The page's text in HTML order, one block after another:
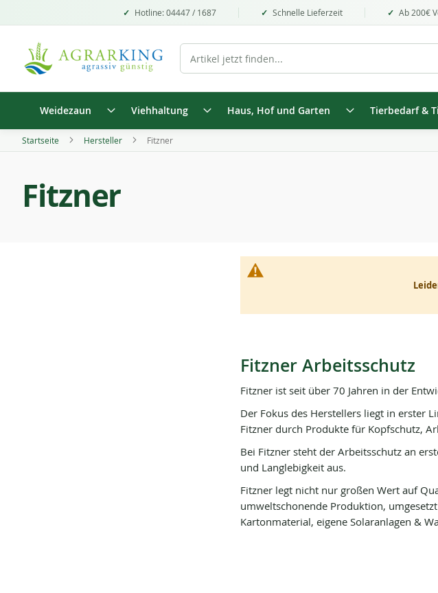
Hotline: 04447 / 1687 Schnelle Lieferzeit Ab 200€
Weidezaun Viehhaltung Haus, Hof und Garten Tierbedarf &
Startseite Hersteller Fitzner
Fitzner
Fitzner Arbeitsschutz
Fitzner ist seit über 70 Jahren in der
Der Fokus des Herstellers liegt in erster
Fitzner durch Produkte für Kopfschutz,
Bei Fitzner steht der Arbeitsschutz an
und Langlebigkeit aus.
Fitzner legt nicht nur großen Wert auf
umweltschonende Produktion,
Kartonmaterial, eigene Solaranlagen &